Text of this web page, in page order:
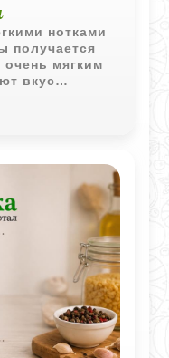
нотками
получается
мягким
вкус
десерту